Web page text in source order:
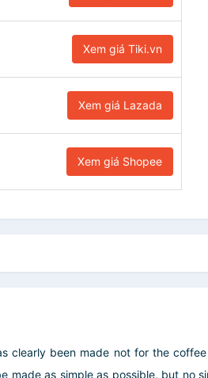
Xem giá Tiki.vn
Xem giá Lazada
Xem giá Shopee
clearly been made not for the
as simple as possible, but no